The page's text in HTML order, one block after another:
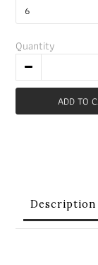
Quantity
ADD TO
Description